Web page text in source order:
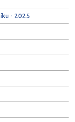
- 2025